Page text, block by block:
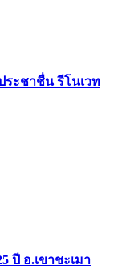
ระชาชื่น รีโนเวท
ปี อ.เขาชะเมา